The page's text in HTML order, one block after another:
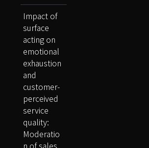
Impact of
surface
acting on
emotional
exhaustion
and
customer-
perceived
service
quality:
Moderatio
n of sales